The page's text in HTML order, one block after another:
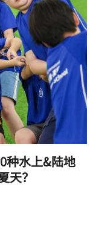
种水上&陆地
天？